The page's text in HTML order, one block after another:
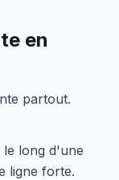
en
partout.
le long d'une
ligne forte.